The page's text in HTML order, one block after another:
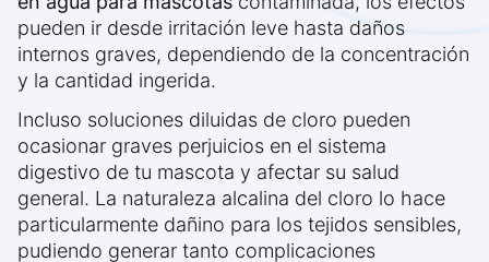
pueden ir desde irritación leve hasta daños
internos graves, dependiendo de la concentración
y la cantidad ingerida.
Incluso soluciones diluidas de cloro pueden
ocasionar graves perjuicios en el sistema
digestivo de tu mascota y afectar su salud
general. La naturaleza alcalina del cloro lo hace
particularmente dañino para los tejidos sensibles,
pudiendo generar tanto complicaciones